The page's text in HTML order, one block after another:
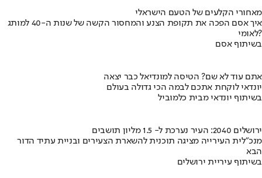
מאחורי הקלעים של הטעם הישראלי
איך אסם הפכה את תקופת הצנע והמחסור הקשה של שנות ה-40 למותג
לאומי?
בשיתוף אסם
אתם עוד לא שם? הטיסה למונדיאל כבר יצאה
יונדאי לוקחת אתכם לבמה הכי גדולה בעולם
בשיתוף יונדאי מבית כלמוביל
ירושלים 2040: העיר נערכת ל- 1.5 מליון תושבים
מנכ"לית העירייה מציגה תוכנית להשארת הצעירים ובניית עתיד הדור
הבא
בשיתוף עיריית ירושלים